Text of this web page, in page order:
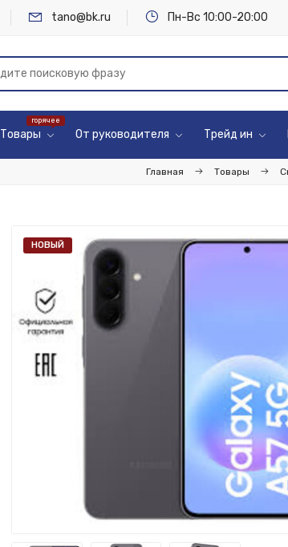
tano@bk.ru Пн-Вс 10:00-20:00
Товары От руководителя Трейд ин
Главная Товары
НОВЫЙ